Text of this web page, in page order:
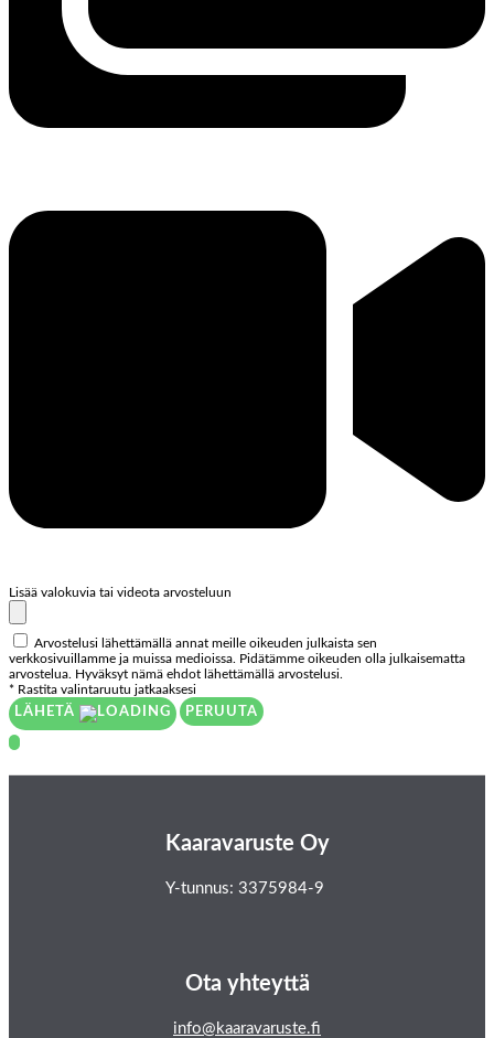
Lisää valokuvia tai videota arvosteluun
Arvostelusi lähettämällä annat meille oikeuden julkaista sen
verkkosivuillamme ja muissa medioissa. Pidätämme oikeuden olla julkaisematta
arvostelua. Hyväksyt nämä ehdot lähettämällä arvostelusi.
* Rastita valintaruutu jatkaaksesi
LÄHETÄ
PERUUTA
Kaaravaruste Oy
Y-tunnus: 3375984-9
Ota yhteyttä
info@kaaravaruste.fi